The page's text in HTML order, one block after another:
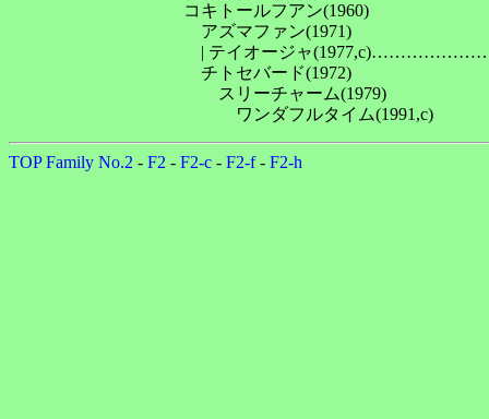
コキトールフアン(1960)
アズマファン(1971)
| テイオージャ
チトセバード(1972)
スリーチャーム(1979)
TOP Family No.2 - F2 - F2-c - F2-f- F2-h